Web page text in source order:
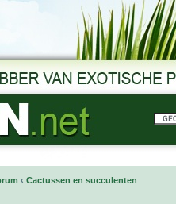
‹ Cactussen en succulenten